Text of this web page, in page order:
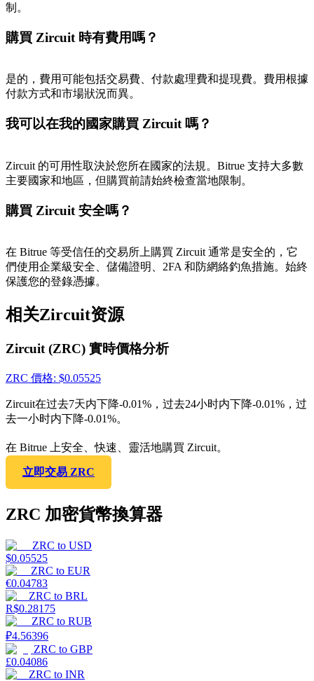
制。
購買 Zircuit 時有費用嗎？
是的，費用可能包括交易費、付款處理費和提現費。費用根據
付款方式和市場狀況而異。
我可以在我的國家購買 Zircuit 嗎？
Zircuit 的可用性取決於您所在國家的法規。Bitrue 支持大多數
主要國家和地區，但購買前請始終檢查當地限制。
購買 Zircuit 安全嗎？
在 Bitrue 等受信任的交易所上購買 Zircuit 通常是安全的，它
們使用企業級安全、儲備證明、2FA 和防網絡釣魚措施。始終
保護您的登錄憑據。
相关Zircuit资源
Zircuit (ZRC) 實時價格分析
ZRC 價格: $0.05525
Zircuit在过去7天内下降-0.01%，过去24小时内下降-0.01%，过
去一小时内下降-0.01%。
在 Bitrue 上安全、快速、靈活地購買 Zircuit。
立即交易 ZRC
ZRC 加密貨幣換算器
ZRC to USD
$0.05525
ZRC to EUR
€0.04783
ZRC to BRL
R$0.28175
ZRC to RUB
₽4.56396
ZRC to GBP
£0.04086
ZRC to INR